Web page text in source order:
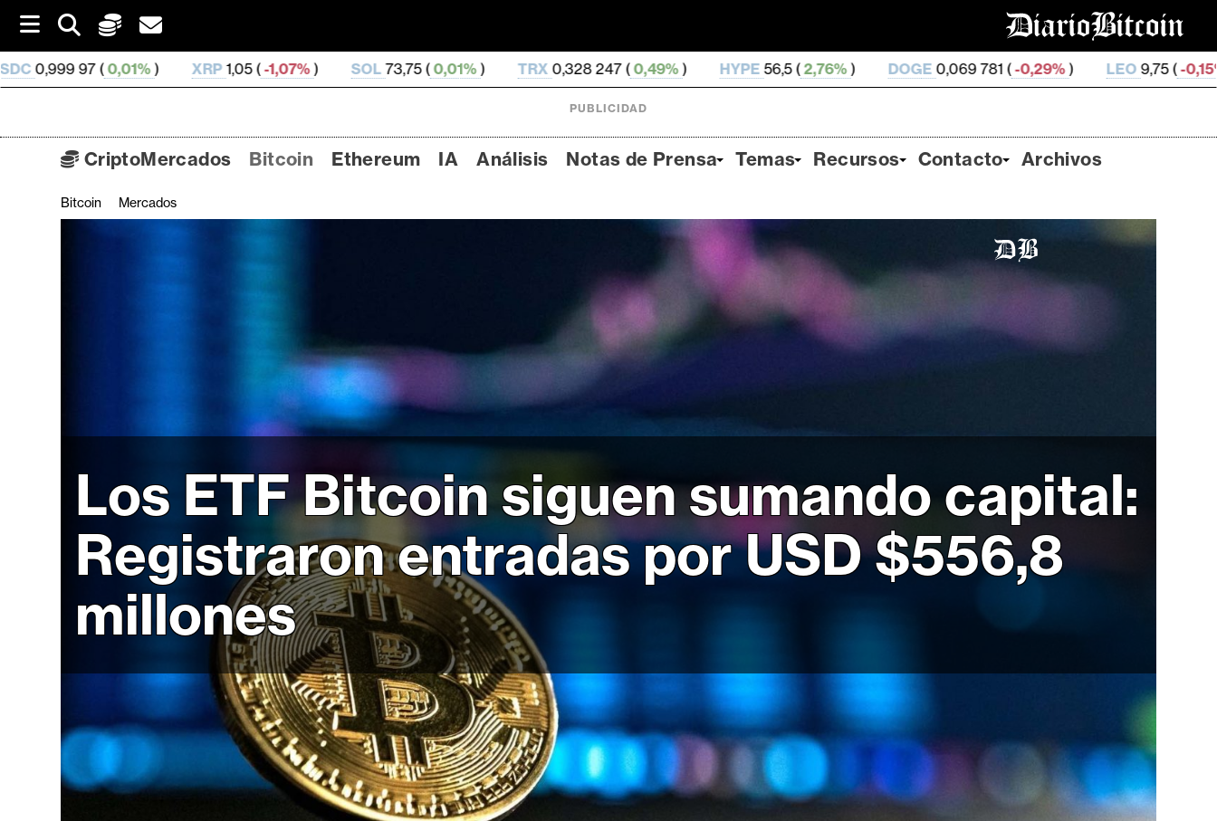
i
p
t
XRP1,05 (-1,07%) SOL73,75 (0,01% TRX0,328 247 (0,49%) HYPE56,5 (2,76% DOGE0,069 781 (-0,29%) LEO9,75 (-0,15% ZEC507,38 (-
C
c
n
PUBLICIDAD
CriptoMercados Bitcoin Ethereum IA Análisis Notas de Prensa Temas Recursos Contacto Archivos
Bitcoin Mercados
Los ETF Bitcoin siguen sumando capital:
Registraron entradas por USD $556,8
millones